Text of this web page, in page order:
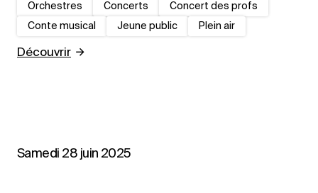
Orchestres Concerts
Concert des profs
Conte musical
Jeune public Plein air
Découvrir
Samedi 28 juin 2025